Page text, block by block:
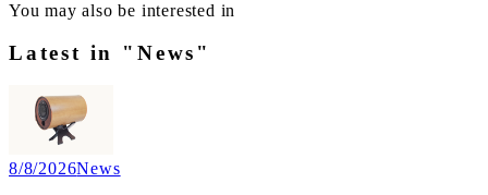
You may also be interested in
Latest in "News"
8/8/2026News